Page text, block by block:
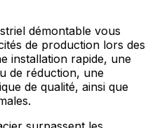
démontable vous
de production lors des
installation rapide, une
de réduction, une
de qualité, ainsi que